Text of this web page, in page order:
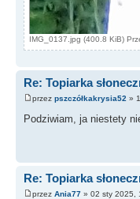
IMG_0137.jpg (400.8 KiB)
Re: Topiarka
przez pszczółkakrysia52 »
Podziwiam, ja niestety
Re: Topiarka
przez Ania77 » 02 sty 2025,